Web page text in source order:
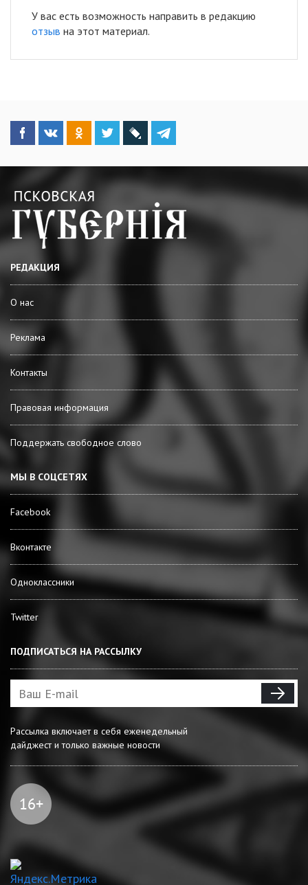
У вас есть возможность направить в редакцию
отзыв на этот материал.
РЕДАКЦИЯ
О нас
Реклама
Контакты
Правовая информация
Поддержать свободное слово
МЫ В СОЦСЕТЯХ
Facebook
Вконтакте
Одноклассники
Twitter
ПОДПИСАТЬСЯ НА РАССЫЛКУ
Рассылка включает в себя еженедельный
дайджест и только важные новости